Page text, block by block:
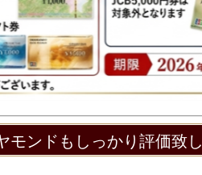
モンドもしっかり評価致し